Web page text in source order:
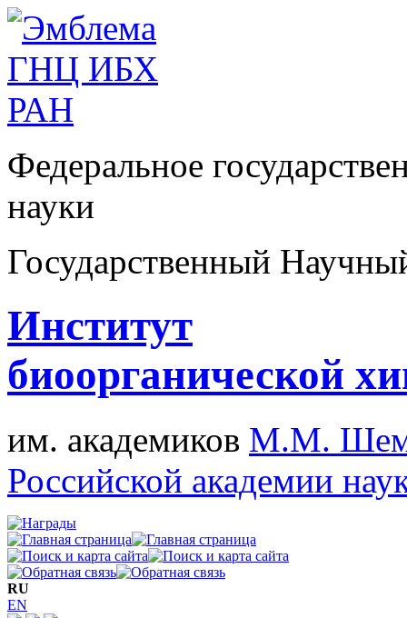
Федеральное
науки
Государственный
Институт
биоорганической
им. академиков М.М.
Российской академии
RU
EN